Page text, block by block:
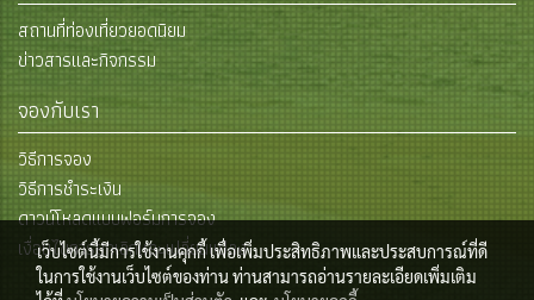
สถานที่ท่องเที่ยวยอดนิยม
ข่าวสารและกิจกรรม
จองกับเรา
วิธีการจอง
วิธีการชำระเงิน
ดาวน์โหลดแบบฟอร์มการจอง
เงื่อนไขการยกเลิกและเปลี่ยนแปลง
เว็บไซต์นี้มีการใช้งานคุกกี้ เพื่อเพิ่มประสิทธิภาพและประสบการณ์ที่ดี
ในการใช้งานเว็บไซต์ของท่าน ท่านสามารถอ่านรายละเอียดเพิ่มเติม